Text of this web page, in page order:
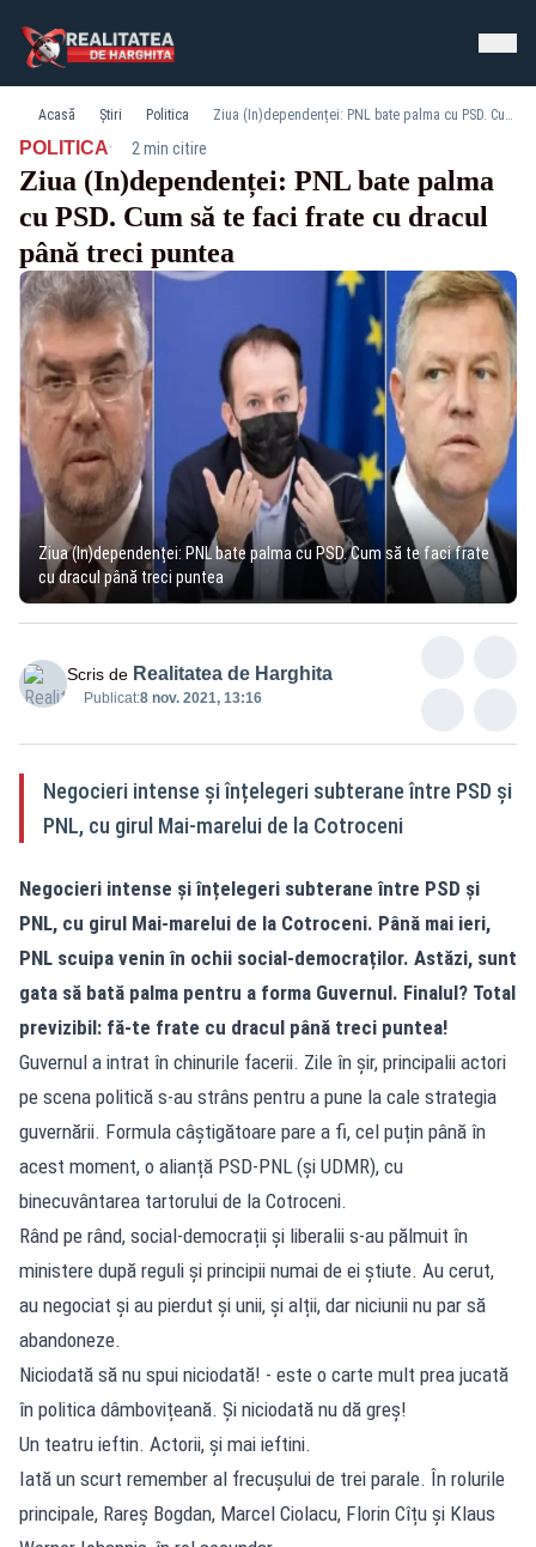
Acasă Știri Politica Ziua (In)dependenței: PNL bate palma cu PSD. Cum să te faci frate cu dracul până treci puntea
POLITICA· 2 min citire
Ziua (In)dependenței: PNL bate palma
cu PSD. Cum să te faci frate cu dracul
până treci puntea
Ziua (In)dependenței: PNL bate palma cu PSD. Cum să te faci frate
cu dracul până treci puntea
Scris de Realitatea de Harghita
Publicat:8 nov. 2021, 13:16
Negocieri intense și înțelegeri subterane între PSD și
PNL, cu girul Mai-marelui de la Cotroceni
Negocieri intense și înțelegeri subterane între PSD și
PNL, cu girul Mai-marelui de la Cotroceni. Până mai ieri,
PNL scuipa venin în ochii social-democraților. Astăzi, sunt
gata să bată palma pentru a forma Guvernul. Finalul? Total
previzibil: fă-te frate cu dracul până treci puntea!
Guvernul a intrat în chinurile facerii. Zile în șir, principalii actori
pe scena politică s-au strâns pentru a pune la cale strategia
guvernării. Formula câștigătoare pare a fi, cel puțin până în
acest moment, o alianță PSD-PNL (și UDMR), cu
binecuvântarea tartorului de la Cotroceni.
Rând pe rând, social-democrații și liberalii s-au pălmuit în
ministere după reguli și principii numai de ei știute. Au cerut,
au negociat și au pierdut și unii, și alții, dar niciunii nu par să
abandoneze.
Niciodată să nu spui niciodată! - este o carte mult prea jucată
în politica dâmbovițeană. Și niciodată nu dă greș!
Un teatru ieftin. Actorii, și mai ieftini.
Iată un scurt remember al frecușului de trei parale. În rolurile
principale, Rareș Bogdan, Marcel Ciolacu, Florin Cîțu și Klaus